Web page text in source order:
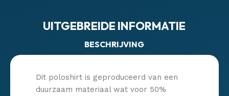
UITGEBREIDE INFORMATIE
BESCHRIJVING
Dit poloshirt is geproduceerd van een
duurzaam materiaal wat voor 50%